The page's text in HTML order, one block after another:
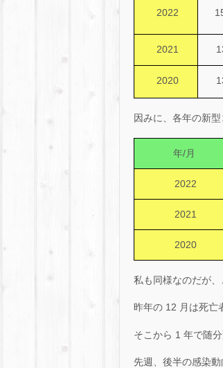
2022
2021
2020
因みに、各年の新
年/月
2022
2021
2020
私も同様なのだが
昨年の 12 月は死亡
そこから 1 年で随
先週、後半の感染動